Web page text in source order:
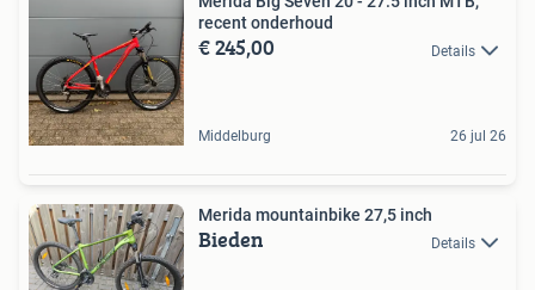
recent onderhoud
€ 245,00 Details
Middelburg 26 jul 26
Merida mountainbike 27,5 inch
Bieden Details